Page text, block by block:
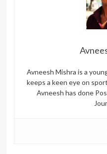
Avneesh Mishra is a
keeps a keen eye on
Avneesh has done